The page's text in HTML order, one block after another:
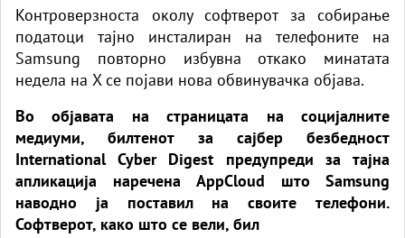
Контроверзноста околу софтверот за собирање
податоци тајно инсталиран на телефоните на
Samsung повторно избувна откако минатата
недела на X се појави нова обвинувачка објава.
Во објавата на страницата на социјалните
медиуми, билтенот за сајбер безбедност
International Cyber ​​​​Digest предупреди за тајна
апликација наречена AppCloud што Samsung
наводно ја поставил на своите телефони.
Софтверот, како што се вели, бил